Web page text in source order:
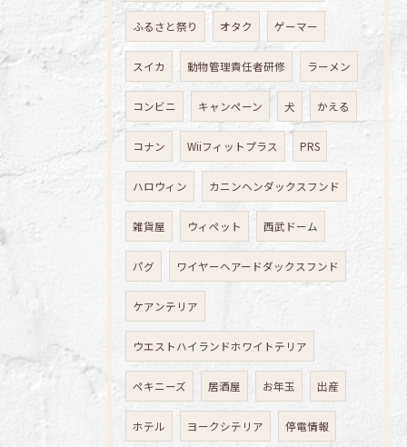
ふるさと祭り オタク ゲーマー
スイカ 動物管理責任者研修 ラーメン
コンビニ キャンペーン 犬 かえる
コナン Wiiフィットプラス PRS
ハロウィン カニンヘンダックスフンド
雑貨屋 ウィペット 西武ドーム
パグ ワイヤーヘアードダックスフンド
ケアンテリア
ウエストハイランドホワイトテリア
ペキニーズ 居酒屋 お年玉 出産
ホテル ヨークシテリア 停電情報